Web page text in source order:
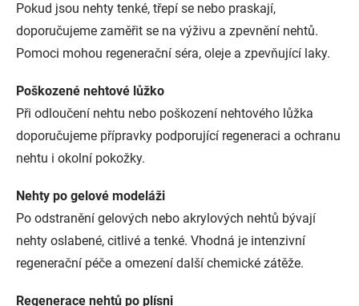
Pokud jsou nehty tenké, třepí se nebo praskají,
doporučujeme zaměřit se na výživu a zpevnění nehtů.
Pomoci mohou regenerační séra, oleje a zpevňující laky.
Poškozené nehtové lůžko
Při odloučení nehtu nebo poškození nehtového lůžka
doporučujeme přípravky podporující regeneraci a ochranu
nehtu i okolní pokožky.
Nehty po gelové modeláži
Po odstranění gelových nebo akrylových nehtů bývají
nehty oslabené, citlivé a tenké. Vhodná je intenzivní
regenerační péče a omezení další chemické zátěže.
Regenerace nehtů po plísni